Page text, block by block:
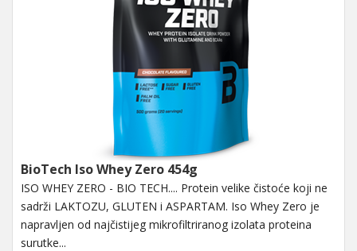
BioTech Iso Whey Zero 454g
ISO WHEY ZERO - BIO TECH.... Protein velike čistoće koji ne
sadrži LAKTOZU, GLUTEN i ASPARTAM. Iso Whey Zero je
napravljen od najčistijeg mikrofiltriranog izolata proteina
surutke...